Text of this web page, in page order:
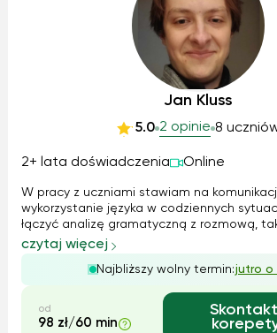
Jan Kluss
5.0 2 opinie 8
2+ lata doświadczenia Online
W pracy z uczniami stawiam na
wykorzystanie języka w codziennych
łączyć analizę gramatyczną z rozmową,
zyskiwali swobodę mówienia, a
zasady, które stoją za poprawnymi
staram się dostosować tempo...
czytaj więcej
Najbliższy wolny termin:jutro o
od
98 zł/60 min